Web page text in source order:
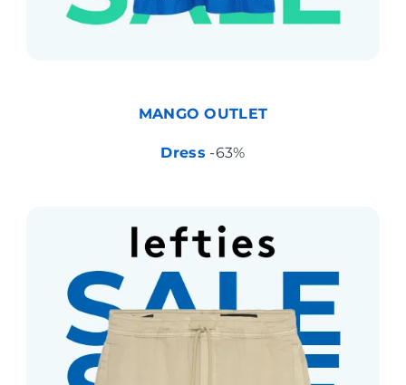
MANGO OUTLET
Dress -63%